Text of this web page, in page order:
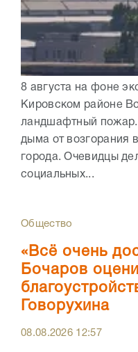
8 августа на фоне
Кировском районе
ландшафтный пожар.
дыма от возгорания
города. Очевидцы
социальных...
Общество
«Всё очень
Бочаров
Говорухина
08.08.2026 12:57